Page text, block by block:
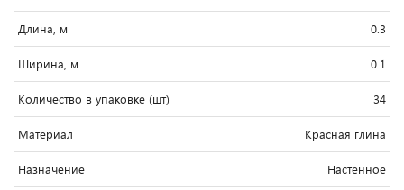
Длина, м 0.3
Ширина, м 0.1
Количество в упаковке (шт) 34
Материал Красная глина
Назначение Настенное